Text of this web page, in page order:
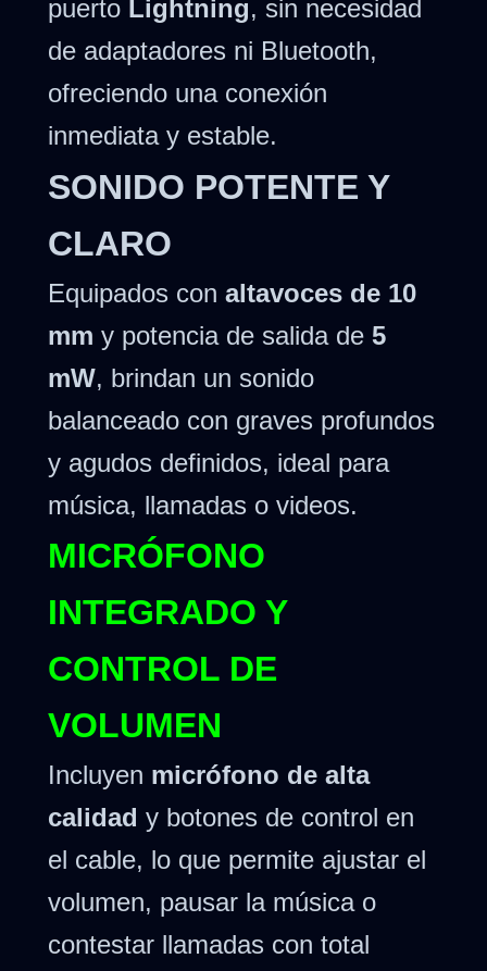
puerto Lightning, sin necesidad
de adaptadores ni Bluetooth,
ofreciendo una conexión
inmediata y estable.
SONIDO POTENTE Y
CLARO
Equipados con altavoces de 10
mm y potencia de salida de 5
mW, brindan un sonido
balanceado con graves profundos
y agudos definidos, ideal para
música, llamadas o videos.
MICRÓFONO
INTEGRADO Y
CONTROL DE
VOLUMEN
Incluyen micrófono de alta
calidad y botones de control en
el cable, lo que permite ajustar el
volumen, pausar la música o
contestar llamadas con total